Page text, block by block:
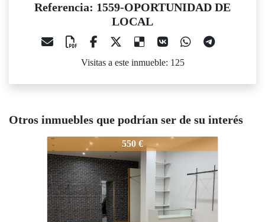
Referencia: 1559-OPORTUNIDAD DE
LOCAL
Visitas a este inmueble: 125
Otros inmuebles que podrían ser de su interés
1559-OPORTUNIDAD DE LOCAL
550 €
1559-OPORTUNIDAD DE LOCAL